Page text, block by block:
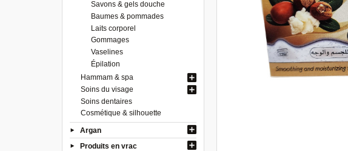
Savons & gels douche
Baumes & pommades
Laits corporel
Gommages
Vaselines
Épilation
Hammam & spa
Soins du visage
Soins dentaires
Cosmétique & silhouette
Argan
Produits en vrac